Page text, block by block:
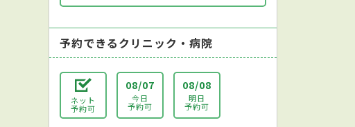
予約できるクリニック・病院
ネット
予約可
08/07
今日
予約可
08/08
明日
予約可